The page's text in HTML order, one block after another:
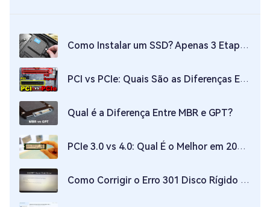
Como Instalar um SSD? Apenas 3 Etapas Necessárias!
PCI vs PCIe: Quais São as Diferenças Entre os Dois?
Qual é a Diferença Entre MBR e GPT?
PCIe 3.0 vs 4.0: Qual É o Melhor em 2026 (SSDs)
Como Corrigir o Erro 301 Disco Rígido SMART?